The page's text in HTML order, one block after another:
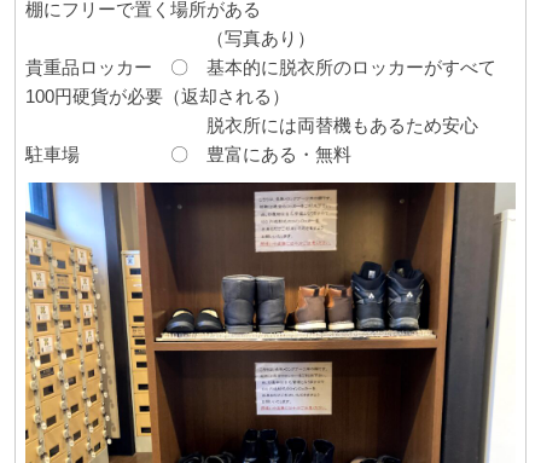
棚にフリーで置く場所がある
（写真あり）
貴重品ロッカー 〇 基本的に脱衣所のロッカーがすべて
100円硬貨が必要（返却される）
脱衣所には両替機もあるため安心
駐車場 〇 豊富にある・無料